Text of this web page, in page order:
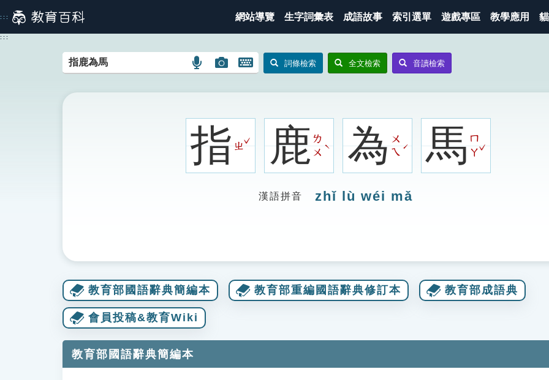
到
主
::: 網站導覽 生字詞彙表 成語故事 索引選單 遊戲專區 教學應用
:::
語
搜
圖
示
圖
搜
圖
示
開
鍵
圖
示
詞條檢索 全文檢索 音讀檢索
指ㄓ
ˇ 鹿ㄌ
ㄨ
ˋ 為ㄨ
ㄟ
ˊ 馬ㄇ
ㄚ
ˇ
漢語拼音 zhǐ lù wéi mǎ
教育部國語辭典簡編本 教育部重編國語辭典修訂本 教育部成語典
會員投稿&教育Wiki
教育部國語辭典簡編本